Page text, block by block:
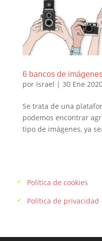
6 bancos de
por Israel | 30 Ene
Se trata de una
podemos encontrar
tipo de imágenes, ya
Política de cookies
Política de privacidad